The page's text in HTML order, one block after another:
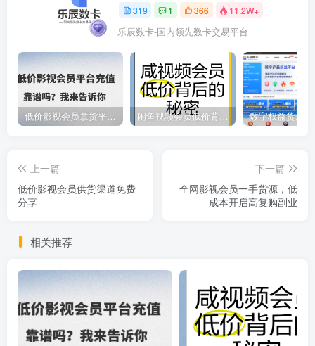
319 1 366 11.2W+
乐辰数卡-国内领先数卡交易平台
低价影视会员拿货平台，数字权益卡券优质服务商 闲鱼视频会员低价背后的秘密
上一篇
低价影视会员供货渠道免费
分享
下一篇
全网影视会员一手货源，低
成本开启高复购副业
相关推荐